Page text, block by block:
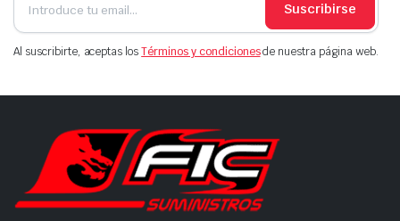
Suscribirse
Al suscribirte, aceptas losTérminos y condicionesde nuestra página web.